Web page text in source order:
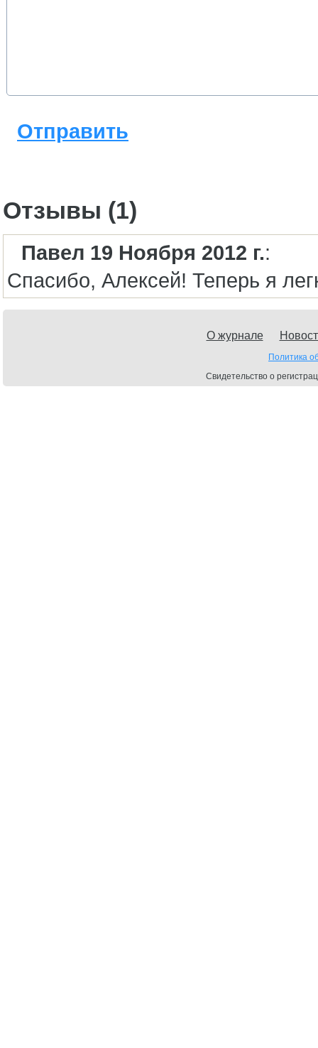
Отправить
Отзывы (1)
Павел 19 Ноября 2012 г.:
Спасибо, Алексей! Теперь я
О журнале
Политика
Свидетельство о